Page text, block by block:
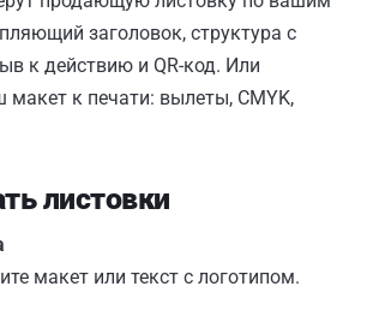
заголовок, структура с
к действию и QR-код. Или
макет к печати: вылеты, CMYK,
листовки
макет или текст с логотипом.